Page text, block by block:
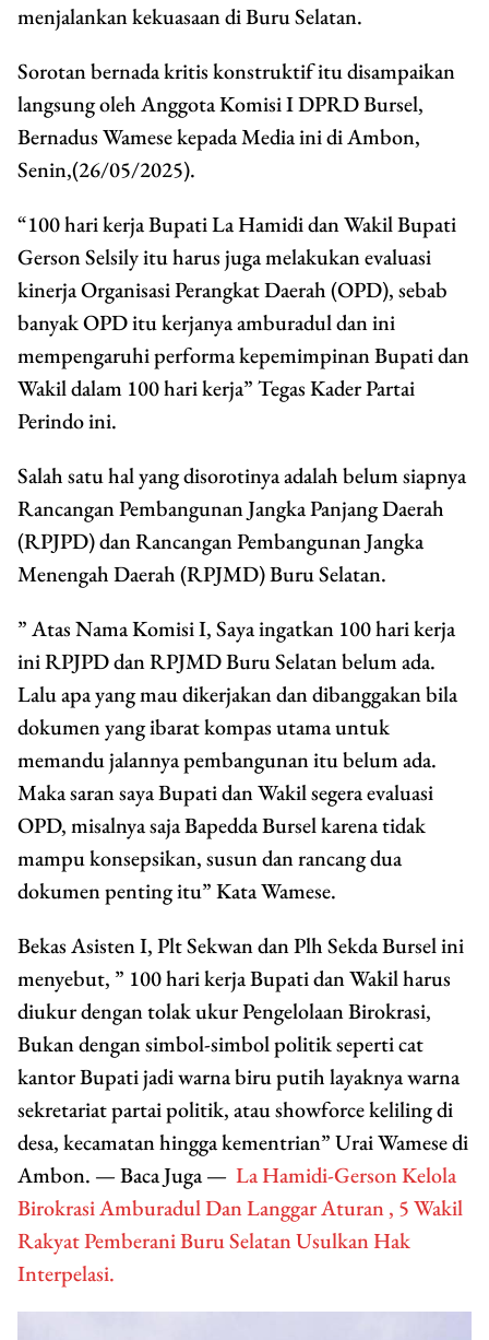
menjalankan kekuasaan di Buru Selatan.
Sorotan bernada kritis konstruktif itu disampaikan
langsung oleh Anggota Komisi I DPRD Bursel,
Bernadus Wamese kepada Media ini di Ambon,
Senin,(26/05/2025).
“100 hari kerja Bupati La Hamidi dan Wakil Bupati
Gerson Selsily itu harus juga melakukan evaluasi
kinerja Organisasi Perangkat Daerah (OPD), sebab
banyak OPD itu kerjanya amburadul dan ini
mempengaruhi performa kepemimpinan Bupati dan
Wakil dalam 100 hari kerja” Tegas Kader Partai
Perindo ini.
Salah satu hal yang disorotinya adalah belum siapnya
Rancangan Pembangunan Jangka Panjang Daerah
(RPJPD) dan Rancangan Pembangunan Jangka
Menengah Daerah (RPJMD) Buru Selatan.
” Atas Nama Komisi I, Saya ingatkan 100 hari kerja
ini RPJPD dan RPJMD Buru Selatan belum ada.
Lalu apa yang mau dikerjakan dan dibanggakan bila
dokumen yang ibarat kompas utama untuk
memandu jalannya pembangunan itu belum ada.
Maka saran saya Bupati dan Wakil segera evaluasi
OPD, misalnya saja Bapedda Bursel karena tidak
mampu konsepsikan, susun dan rancang dua
dokumen penting itu” Kata Wamese.
Bekas Asisten I, Plt Sekwan dan Plh Sekda Bursel ini
menyebut, ” 100 hari kerja Bupati dan Wakil harus
diukur dengan tolak ukur Pengelolaan Birokrasi,
Bukan dengan simbol-simbol politik seperti cat
kantor Bupati jadi warna biru putih layaknya warna
sekretariat partai politik, atau showforce keliling di
desa, kecamatan hingga kementrian” Urai Wamese di
Ambon. — Baca Juga — La Hamidi-Gerson Kelola
Birokrasi Amburadul Dan Langgar Aturan , 5 Wakil
Rakyat Pemberani Buru Selatan Usulkan Hak
Interpelasi.